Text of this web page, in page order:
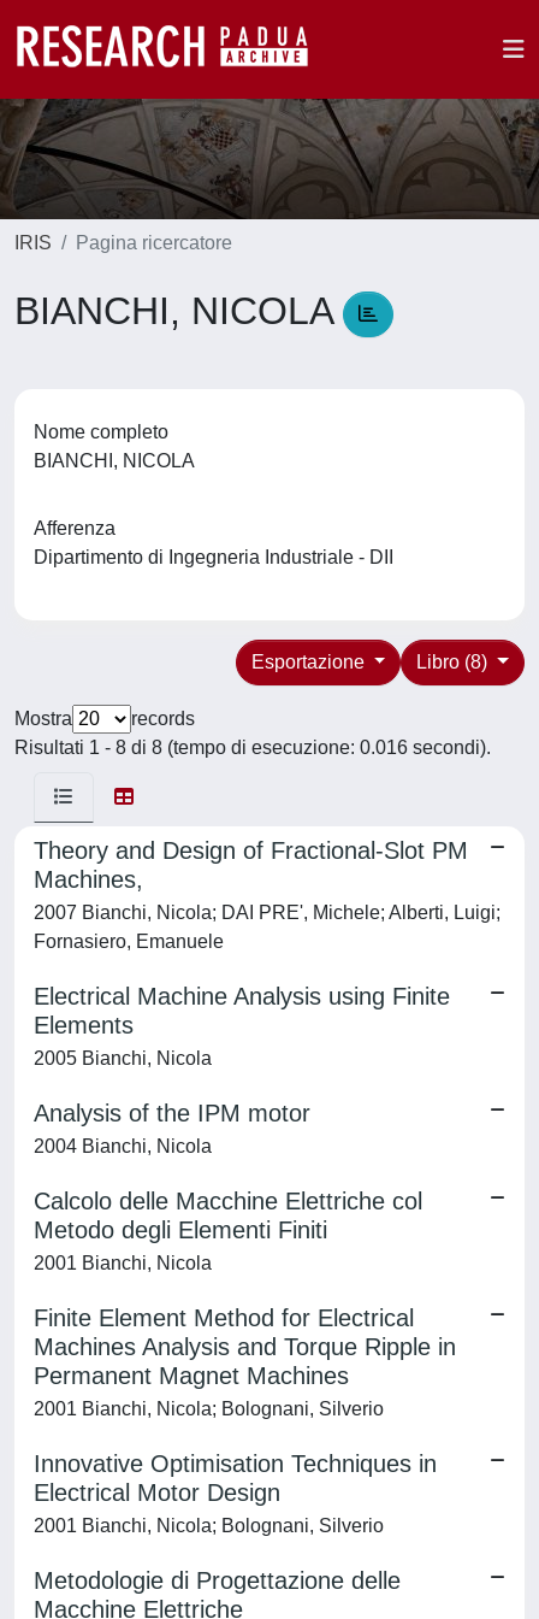
IRIS Pagina ricercatore
BIANCHI, NICOLA
Nome completo
BIANCHI, NICOLA
Afferenza
Dipartimento di Ingegneria Industriale - DII
Libro (8)
Esportazione
Mostra
records
Risultati 1 - 8 di 8 (tempo di esecuzione: 0.016 secondi).
Theory and Design of Fractional-Slot PM
Machines,
2007 Bianchi, Nicola; DAI PRE', Michele; Alberti, Luigi;
Fornasiero, Emanuele
Electrical Machine Analysis using Finite
Elements
2005 Bianchi, Nicola
Analysis of the IPM motor
2004 Bianchi, Nicola
Calcolo delle Macchine Elettriche col
Metodo degli Elementi Finiti
2001 Bianchi, Nicola
Finite Element Method for Electrical
Machines Analysis and Torque Ripple in
Permanent Magnet Machines
2001 Bianchi, Nicola; Bolognani, Silverio
Innovative Optimisation Techniques in
Electrical Motor Design
2001 Bianchi, Nicola; Bolognani, Silverio
Metodologie di Progettazione delle
Macchine Elettriche